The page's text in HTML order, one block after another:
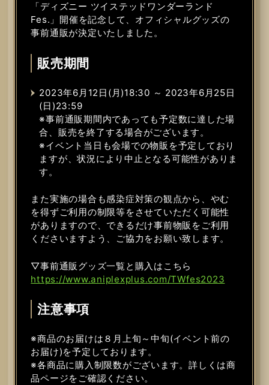
「ディズニー ツイステッドワンダーランド
Fes.」開催を記念して、オフィシャルグッズの
事前通販が決定いたしました。
販売期間
2023年6月12日(月)18:30 ～ 2023年6月25日
(日)23:59
※事前通販期間内であっても予定数に達した場
合、販売を終了する場合がございます。
※イベント当日も会場での物販を予定しており
ますが、状況により中止となる可能性がありま
す。
また実施の場合も感染症対策の観点から、やむ
を得ずご利用の制限等をさせていただく可能性
がありますので、できるだけ事前物販をご利用
くださいますよう、ご協力をお願い致します。
▽事前通販グッズ一覧と購入はこちら
https://www.aniplexplus.com/TWfes2023
注意事項
※商品のお届けは８月上旬～中旬(イベント前の
お届け)を予定しております。
※各商品に購入制限数がございます。詳しくは商
品ページをご確認ください。